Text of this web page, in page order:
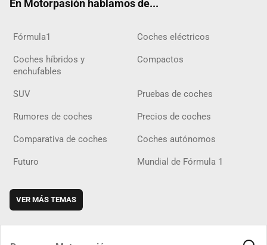
En Motorpasión hablamos de...
Fórmula1 Coches eléctricos
Coches híbridos y
enchufables
Compactos
SUV Pruebas de coches
Rumores de coches Precios de coches
Comparativa de coches Coches autónomos
Futuro Mundial de Fórmula 1
VER MÁS TEMAS